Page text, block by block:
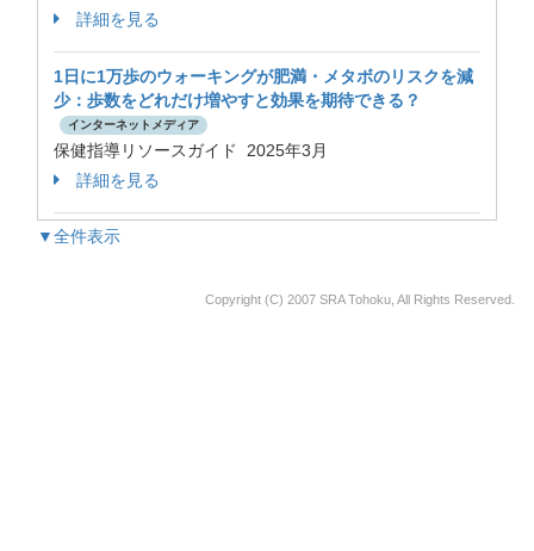
詳細を見る
1日に1万歩のウォーキングが肥満・メタボのリスクを減
少：歩数をどれだけ増やすと効果を期待できる？
インターネットメディア
保健指導リソースガイド 2025年3月
詳細を見る
▼全件表示
Copyright (C) 2007 SRA Tohoku, All Rights Reserved.